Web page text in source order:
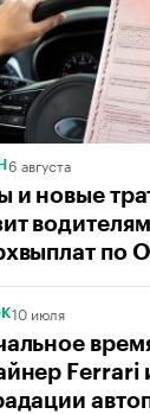
6 августа
и новые
по
10 июля
Ferrari